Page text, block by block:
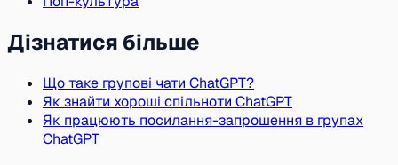
Дізнатися більше
Що таке групові чати ChatGPT?
Як знайти хороші спільноти ChatGPT
Як працюють посилання-запрошення в групах
ChatGPT